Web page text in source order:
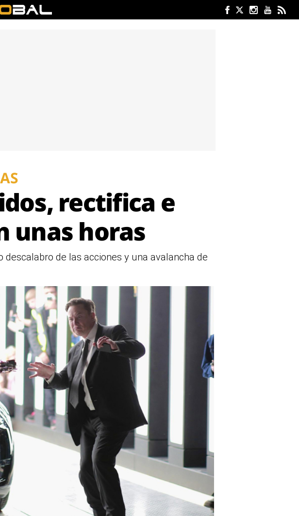
rectifica e
unas horas
descalabro de las acciones y una avalancha de